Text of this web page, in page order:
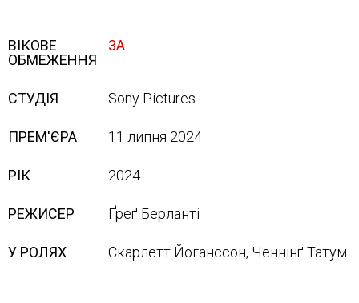
ВІКОВЕ
ОБМЕЖЕННЯ
3А
СТУДІЯ Sony Pictures
ПРЕМ'ЄРА 11 липня 2024
РІК 2024
РЕЖИСЕР Ґреґ Берланті
У РОЛЯХ Скарлетт Йоганссон, Ченнінґ Татум